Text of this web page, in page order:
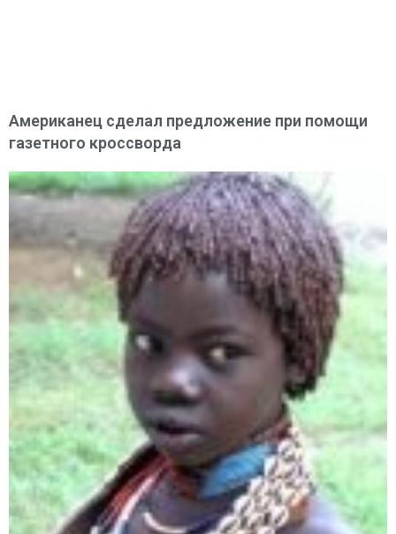
Американец сделал предложение при помощи
газетного кроссворда